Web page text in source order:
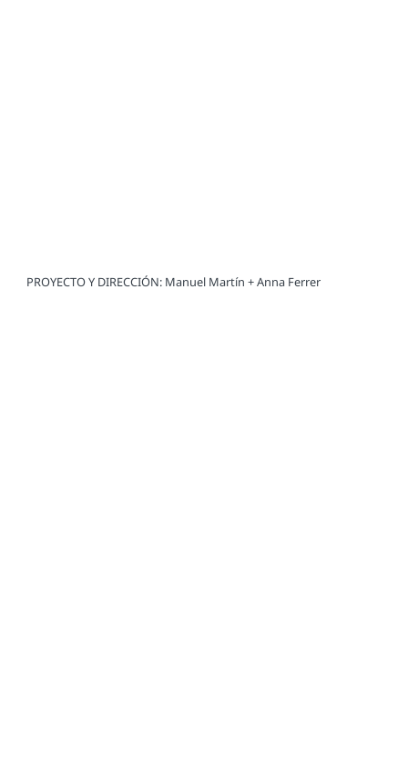
PROYECTO Y DIRECCIÓN: Manuel Martín + Anna Ferrer